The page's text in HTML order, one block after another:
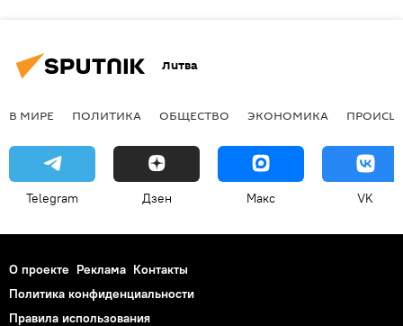
Литва
В МИРЕ ПОЛИТИКА ОБЩЕСТВО ЭКОНОМИКА
Telegram Дзен Макс VK
О проекте Реклама Контакты
Политика конфиденциальности
Правила использования